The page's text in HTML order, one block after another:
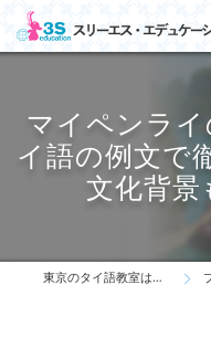
マイペンラ
イ語の例文で
文化背景
東京のタイ語教室はスリーエス・エデュケーション ブ